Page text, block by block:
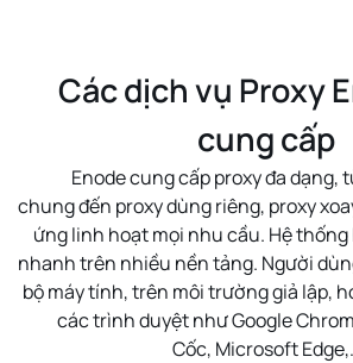
Các dịch vụ Proxy
cung cấp
Enode cung cấp proxy đa dạng,
chungđến proxy dùng riêng, proxy
ứng linh hoạt mọi nhu cầu. Hệ
nhanhtrên nhiều nền tảng. Người
bộ máy tính, trên môi trườnggiả lập,
các trình duyệt nhưGoogle
Cốc, Microsoft Edge